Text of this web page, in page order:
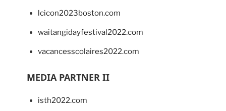
lcicon2023boston.com
waitangidayfestival2022.com
vacancesscolaires2022.com
MEDIA PARTNER II
isth2022.com